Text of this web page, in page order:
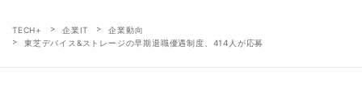
TECH+ 企業IT
企業動向
東芝デバイス&ストレージの早期退職優遇制度、414人が応募